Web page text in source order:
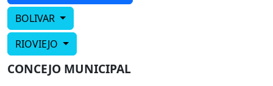
BOLIVAR
RIOVIEJO
CONCEJO MUNICIPAL